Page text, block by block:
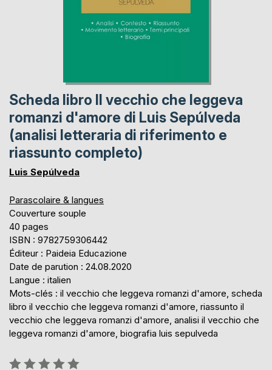
Scheda libro Il vecchio che leggeva
romanzi d'amore di Luis Sepúlveda
(analisi letteraria di riferimento e
riassunto completo)
Luis Sepúlveda
Parascolaire & langues
Couverture souple
40 pages
ISBN : 9782759306442
Éditeur : Paideia Educazione
Date de parution : 24.08.2020
Langue : italien
Mots-clés : il vecchio che leggeva romanzi d'amore, scheda
libro il vecchio che leggeva romanzi d'amore, riassunto il
vecchio che leggeva romanzi d'amore, analisi il vecchio che
leggeva romanzi d'amore, biografia luis sepulveda
Évaluation: